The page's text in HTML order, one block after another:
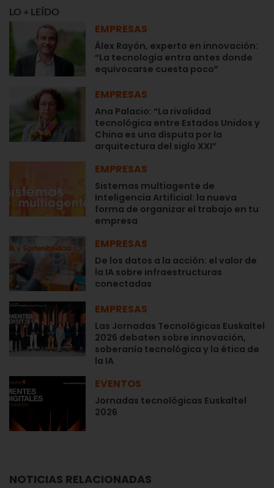
LO + LEÍDO
EMPRESAS
Álex Rayón, experto en innovación:
“La tecnología entra antes donde
equivocarse cuesta poco”
EMPRESAS
Ana Palacio: “La rivalidad
tecnológica entre Estados Unidos y
China es una disputa por la
arquitectura del siglo XXI”
EMPRESAS
Sistemas multiagente de
Inteligencia Artificial: la nueva
forma de organizar el trabajo en tu
empresa
EMPRESAS
De los datos a la acción: el valor de
la IA sobre infraestructuras
conectadas
EMPRESAS
Las Jornadas Tecnológicas Euskaltel
2026 debaten sobre innovación,
soberanía tecnológica y la ética de
la IA
EVENTOS
Jornadas tecnológicas Euskaltel
2026
NOTICIAS RELACIONADAS